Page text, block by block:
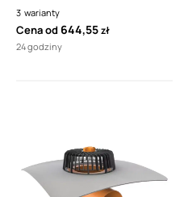
bitumicznym
3 warianty
Cena od 644,55zł
24 godziny